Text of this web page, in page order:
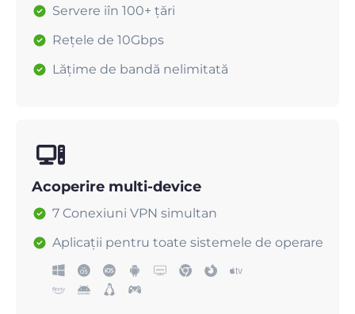
Servere iîn 100+ țări
Rețele de 10Gbps
Lățime de bandă nelimitată
Acoperire multi-device
7 Conexiuni VPN simultan
Aplicații pentru toate sistemele de operare